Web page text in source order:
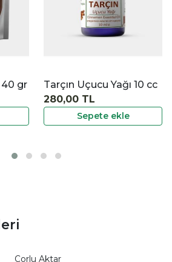
40 gr Tarçın Uçucu Yağı 10 cc
Sepete ekle
280,00 TL
Çorlu Aktar